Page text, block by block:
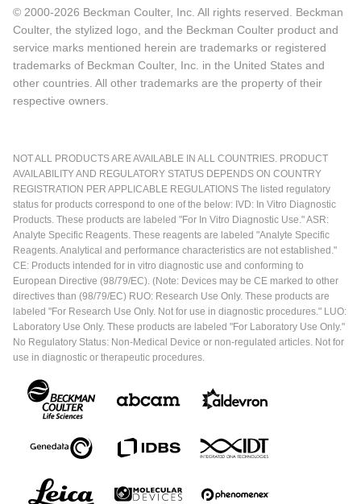
© 2000-2026 Beckman Coulter, Inc. All rights reserved. Beckman
Coulter, the stylized logo, and the Beckman Coulter product and
service marks mentioned herein are trademarks or registered
trademarks of Beckman Coulter, Inc. in the United States and
other countries. All other trademarks are the property of their
respective owners.
NOT ALL PRODUCTS ARE AVAILABLE IN ALL COUNTRIES. PRODUCT
AVAILABILITY AND REGULATORY STATUS DEPENDS ON COUNTRY
REGISTRATION PER APPLICABLE REGULATIONS The listed regulatory
status for products correspond to one of the below: IVD: In Vitro Diagnostic
Products. These products are labeled "For In Vitro Diagnostic Use." ASR:
Analyte Specific Reagents. These reagents are labeled "Analyte Specific
Reagents. Analytical and performance characteristics are not established."
CE: Products intended for in vitro diagnostic use and conforming to
European Directive (98/79/EC). (Note: Devices may be CE marked to other
directives than (98/79/EC) RUO: Research Use Only. These products are
labeled "For Research Use Only. Not for use in diagnostic procedures." LUO:
Laboratory Use Only. These products are labeled "For Laboratory Use Only."
No Regulatory Status: Non-Medical Device or non-regulated articles. Not for
use in diagnostic or therapeutic procedures.